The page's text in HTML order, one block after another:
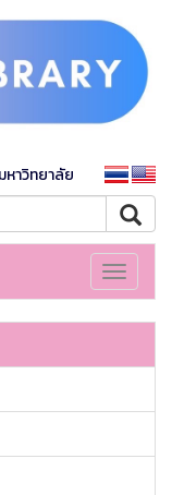
หาวิทยาลัย
Toggle